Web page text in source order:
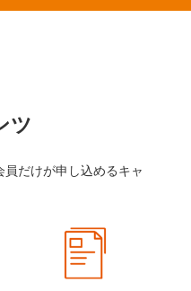
ツ
だけが申し込めるキャ